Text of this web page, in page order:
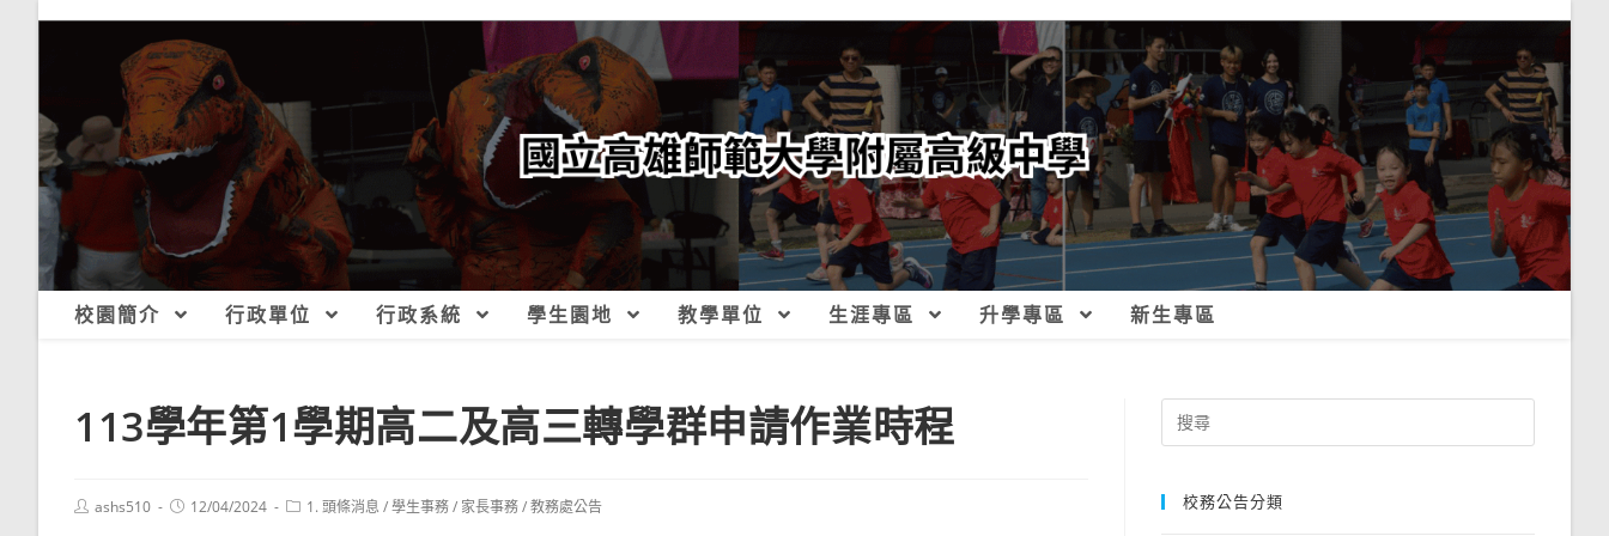
校園簡介 行政單位 行政系統 學生園地 教學單位 生涯專區 升學專區 新生專區
113學年第1學期高二及高三轉學群申請作業時程
Postashs510
Post12/04/2024
Post1. 頭條消息 /學生事務/ 家長事務/教務處公告
Search
for:
校務公告分類